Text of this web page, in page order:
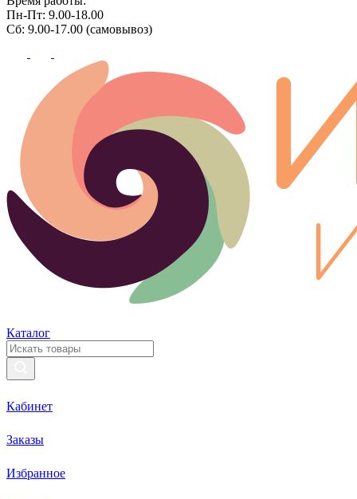
Пн-Пт: 9.00-18.00
Сб: 9.00-17.00 (самовывоз)
Каталог
Кабинет
Заказы
Избранное